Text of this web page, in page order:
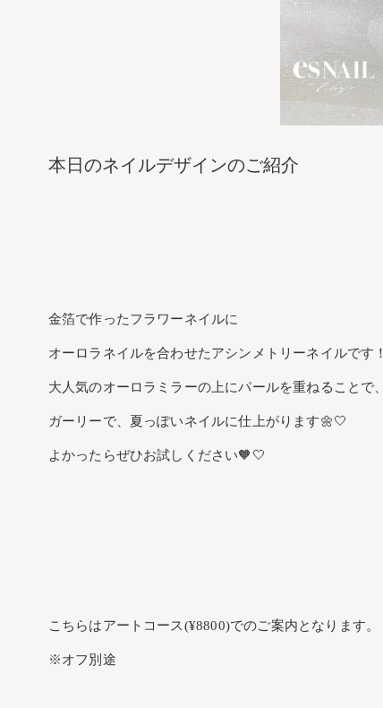
本日のネイルデザインのご紹介
金箔で作ったフラワーネイルに
オーロラネイルを合わせたアシンメトリーネイルです！
大人気のオーロラミラーの上にパールを重ねることで、
ガーリーで、夏っぽいネイルに仕上がります🌼🤍
よかったらぜひお試しください🧡🤍
こちらはアートコース(¥8800)でのご案内となります。
※オフ別途